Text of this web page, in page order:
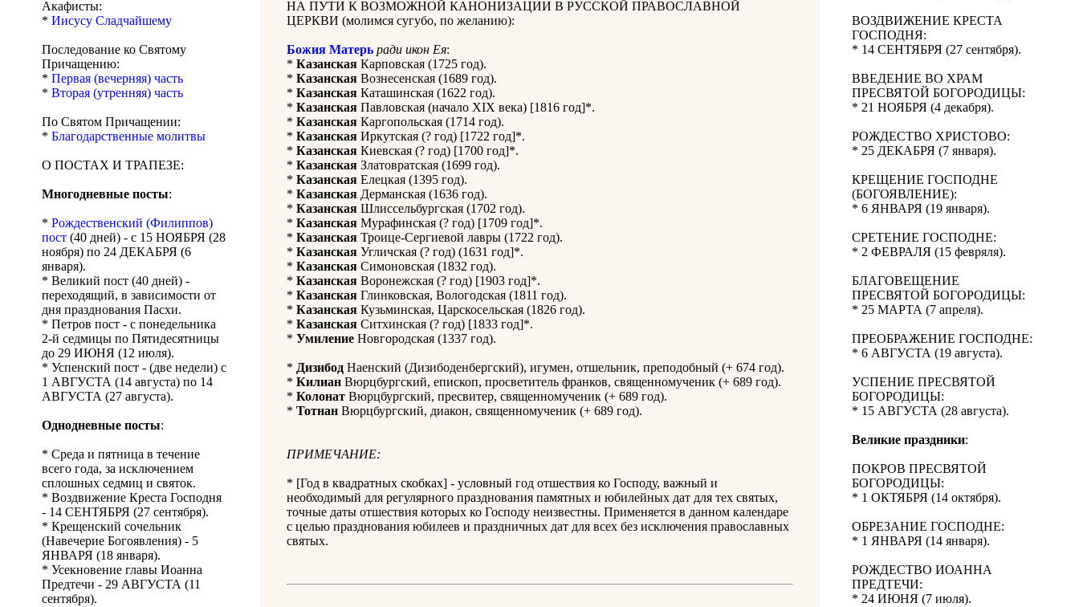
Акафисты:
* Иисусу Сладчайшему
Последование ко Святому
Причащению:
* Первая (вечерняя) часть
* Вторая (утренняя) часть
По Святом Причащении:
* Благодарственные молитвы
О ПОСТАХ И ТРАПЕЗЕ:
Многодневные посты:
* Рождественский (Филиппов)
пост (40 дней) - с 15 НОЯБРЯ (28
ноября) по 24 ДЕКАБРЯ (6
января).
* Великий пост (40 дней) -
переходящий, в зависимости от
дня празднования Пасхи.
* Петров пост - с понедельника
2-й седмицы по Пятидесятницы
до 29 ИЮНЯ (12 июля).
* Успенский пост - (две недели) с
1 АВГУСТА (14 августа) по 14
АВГУСТА (27 августа).
Однодневные посты:
* Среда и пятница в течение
всего года, за исключением
сплошных седмиц и святок.
* Воздвижение Креста Господня
- 14 СЕНТЯБРЯ (27 сентября).
* Крещенский сочельник
(Навечерие Богоявления) - 5
ЯНВАРЯ (18 января).
* Усекновение главы Иоанна
Предтечи - 29 АВГУСТА (11
сентября).
НА ПУТИ К ВОЗМОЖНОЙ КАНОНИЗАЦИИ В РУССКОЙ ПРАВОСЛАВНОЙ
ЦЕРКВИ (молимся сугубо, по желанию):
Божия Матерь ради икон Ея:
* Казанская Карповская (1725 год).
* Казанская Вознесенская (1689 год).
* Казанская Каташинская (1622 год).
* Казанская Павловская (начало XIX века) [1816 год]*.
* Казанская Каргопольская (1714 год).
* Казанская Иркутская (? год) [1722 год]*.
* Казанская Киевская (? год) [1700 год]*.
* Казанская Златовратская (1699 год).
* Казанская Елецкая (1395 год).
* Казанская Дерманская (1636 год).
* Казанская Шлиссельбургская (1702 год).
* Казанская Мурафинская (? год) [1709 год]*.
* Казанская Троице-Сергиевой лавры (1722 год).
* Казанская Угличская (? год) (1631 год]*.
* Казанская Симоновская (1832 год).
* Казанская Воронежская (? год) [1903 год]*.
* Казанская Глинковская, Вологодская (1811 год).
* Казанская Кузьминская, Царскосельская (1826 год).
* Казанская Ситхинская (? год) [1833 год]*.
* Умиление Новгородская (1337 год).
* Дизибод Наенский (Дизибоденбергский), игумен, отшельник, преподобный (+ 674 год).
* Килиан Вюрцбургский, епископ, просветитель франков, священномученик (+ 689 год).
* Колонат Вюрцбургский, пресвитер, священномученик (+ 689 год).
* Тотнан Вюрцбургский, диакон, священномученик (+ 689 год).
ПРИМЕЧАНИЕ:
* [Год в квадратных скобках] - условный год отшествия ко Господу, важный и
необходимый для регулярного празднования памятных и юбилейных дат для тех святых,
точные даты отшествия которых ко Господу неизвестны. Применяется в данном календаре
с целью празднования юбилеев и праздничных дат для всех без исключения православных
святых.
ВОЗДВИЖЕНИЕ КРЕСТА
ГОСПОДНЯ:
* 14 СЕНТЯБРЯ (27 сентября).
ВВЕДЕНИЕ ВО ХРАМ
ПРЕСВЯТОЙ БОГОРОДИЦЫ:
* 21 НОЯБРЯ (4 декабря).
РОЖДЕСТВО ХРИСТОВО:
* 25 ДЕКАБРЯ (7 января).
КРЕЩЕНИЕ ГОСПОДНЕ
(БОГОЯВЛЕНИЕ):
* 6 ЯНВАРЯ (19 января).
СРЕТЕНИЕ ГОСПОДНЕ:
* 2 ФЕВРАЛЯ (15 февряля).
БЛАГОВЕЩЕНИЕ
ПРЕСВЯТОЙ БОГОРОДИЦЫ:
* 25 МАРТА (7 апреля).
ПРЕОБРАЖЕНИЕ ГОСПОДНЕ:
* 6 АВГУСТА (19 августа).
УСПЕНИЕ ПРЕСВЯТОЙ
БОГОРОДИЦЫ:
* 15 АВГУСТА (28 августа).
Великие праздники:
ПОКРОВ ПРЕСВЯТОЙ
БОГОРОДИЦЫ:
* 1 ОКТЯБРЯ (14 октября).
ОБРЕЗАНИЕ ГОСПОДНЕ:
* 1 ЯНВАРЯ (14 января).
РОЖДЕСТВО ИОАННА
ПРЕДТЕЧИ:
* 24 ИЮНЯ (7 июля).